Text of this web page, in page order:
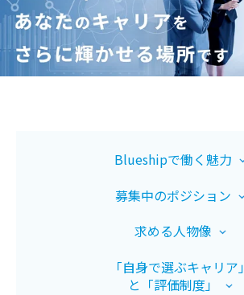
Blueshipで働く魅力
募集中のポジション
求める人物像
「自身で選ぶキャリア」
と「評価制度」